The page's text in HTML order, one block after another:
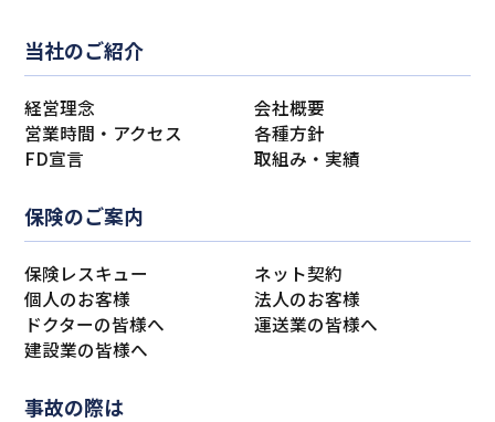
当社のご紹介
経営理念
会社概要
営業時間・アクセス
各種方針
FD宣言
取組み・実績
保険のご案内
保険レスキュー
ネット契約
個人のお客様
法人のお客様
ドクターの皆様へ
運送業の皆様へ
建設業の皆様へ
事故の際は